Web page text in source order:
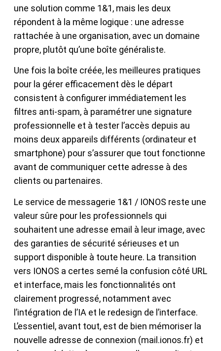
une solution comme 1&1, mais les deux
répondent à la même logique : une adresse
rattachée à une organisation, avec un domaine
propre, plutôt qu’une boîte généraliste.
Une fois la boîte créée, les meilleures pratiques
pour la gérer efficacement dès le départ
consistent à configurer immédiatement les
filtres anti-spam, à paramétrer une signature
professionnelle et à tester l’accès depuis au
moins deux appareils différents (ordinateur et
smartphone) pour s’assurer que tout fonctionne
avant de communiquer cette adresse à des
clients ou partenaires.
Le service de messagerie 1&1 / IONOS reste une
valeur sûre pour les professionnels qui
souhaitent une adresse email à leur image, avec
des garanties de sécurité sérieuses et un
support disponible à toute heure. La transition
vers IONOS a certes semé la confusion côté URL
et interface, mais les fonctionnalités ont
clairement progressé, notamment avec
l’intégration de l’IA et le redesign de l’interface.
L’essentiel, avant tout, est de bien mémoriser la
nouvelle adresse de connexion (mail.ionos.fr) et